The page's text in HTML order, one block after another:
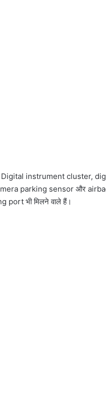
में Digital instrument cluster,
parking sensor और
port भी मिलने वाले हैं।